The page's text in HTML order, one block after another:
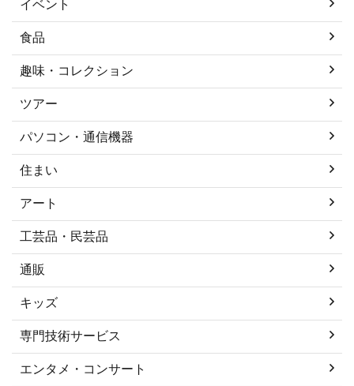
イベント
食品
趣味・コレクション
ツアー
パソコン・通信機器
住まい
アート
工芸品・民芸品
通販
キッズ
専門技術サービス
エンタメ・コンサート